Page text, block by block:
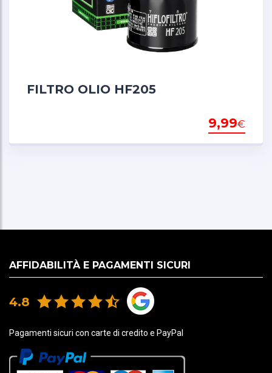
FILTRO OLIO HF205
9,99€
AFFIDABILITÀ E PAGAMENTI SICURI
4.8
Pagamenti sicuri con carte di credito e PayPal